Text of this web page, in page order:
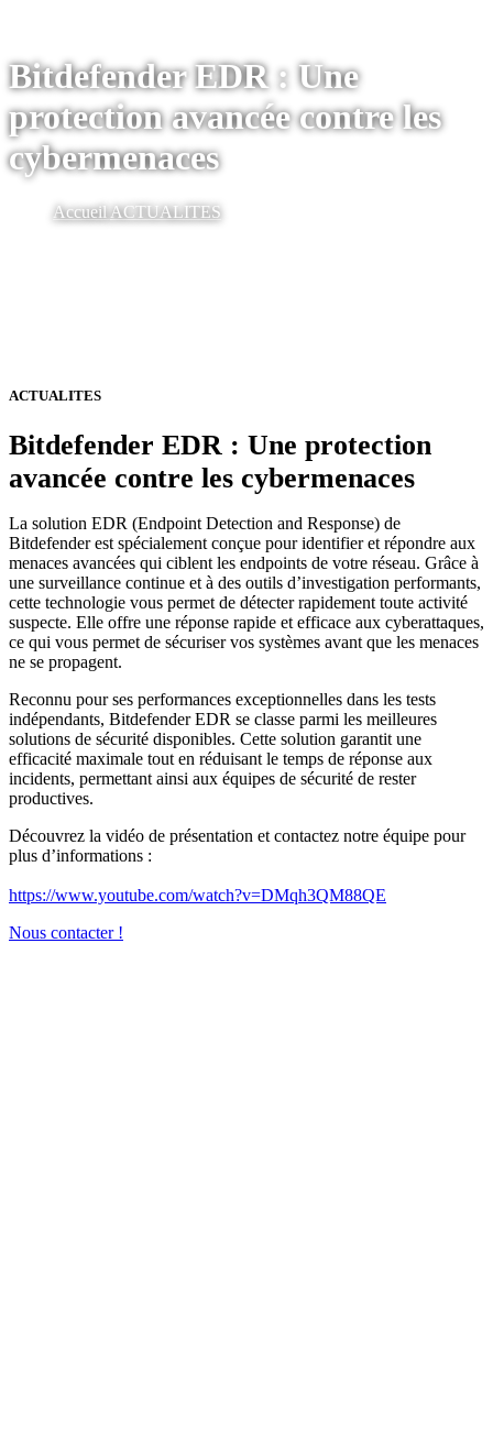
Bitdefender EDR : Une
protection avancée contre les
cybermenaces
AccueilACTUALITES
ACTUALITES
Bitdefender EDR : Une protection
avancée contre les cybermenaces
La solution EDR (Endpoint Detection and Response) de
Bitdefender est spécialement conçue pour identifier et répondre aux
menaces avancées qui ciblent les endpoints de votre réseau. Grâce à
une surveillance continue et à des outils d’investigation performants,
cette technologie vous permet de détecter rapidement toute activité
suspecte. Elle offre une réponse rapide et efficace aux cyberattaques,
ce qui vous permet de sécuriser vos systèmes avant que les menaces
ne se propagent.
Reconnu pour ses performances exceptionnelles dans les tests
indépendants, Bitdefender EDR se classe parmi les meilleures
solutions de sécurité disponibles. Cette solution garantit une
efficacité maximale tout en réduisant le temps de réponse aux
incidents, permettant ainsi aux équipes de sécurité de rester
productives.
Découvrez la vidéo de présentation et contactez notre équipe pour
plus d’informations :
https://www.youtube.com/watch?v=DMqh3QM88QE
Nous contacter !